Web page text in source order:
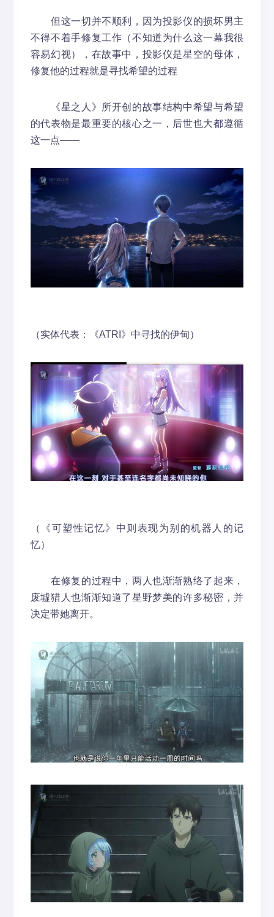
但这一切并不顺利，因为投影仪的损坏男主
不得不着手修复工作（不知道为什么这一幕我很
容易幻视），在故事中，投影仪是星空的母体，
修复他的过程就是寻找希望的过程
《星之人》所开创的故事结构中希望与希望
的代表物是最重要的核心之一，后世也大都遵循
这一点——
（实体代表：《ATRI》中寻找的伊甸）
（《可塑性记忆》中则表现为别的机器人的记
忆）
在修复的过程中，两人也渐渐熟络了起来，
废墟猎人也渐渐知道了星野梦美的许多秘密，并
决定带她离开。